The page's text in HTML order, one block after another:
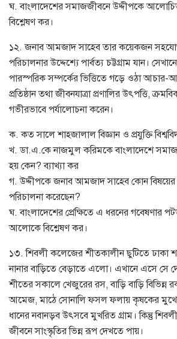
ঘ. বাংলাদেশের সমাজজীবনে উদ্দীপকে
বিশ্লেষণ কর।
১২. জনাব আমজাদ সাহেব তার কয়েকজন
পরিচালনার উদ্দেশ্যে পার্বত্য চট্টগ্রাম যান।
পারস্পরিক সম্পর্কের ভিত্তিতে গড়ে ওঠা আচার-
প্রতিষ্ঠান তথা জীবনযাত্রা প্রণালির উৎপত্তি,
গভীরভাবে পর্যালোচনা করেন।
ক. কত সালে শাহজালাল বিজ্ঞান ও প্রযুক্তি
খ. ডা.এ.কে নাজমুল করিমকে বাংলাদেশে
হয় কেন? ব্যাখ্যা কর
গ. উদ্দীপকে জনাব আমজাদ সাহেব কোন
পরিচালনা করেছেন?
ঘ. বাংলাদেশের প্রেক্ষিতে এ ধরনের গবেষণার
আলোকে বিশ্লেষণ কর।
১৩. শিবলী কলেজের শীতকালীন ছুটিতে ঢাকা
নানার বাড়িতে বেড়াতে এলো। এখানে এসে সে
শীতের সকালে খেজুরের রস, বাড়ি বাড়ি বিভিন্ন
আমেজ, মাঠে সোনালি ফসল ফলায় কৃষকের মুখে
ধানের নবানড়ব উৎসবে মুখরিত গ্রাম। কিন্তু
জীবনে সাংস্কৃতির ভিন্ন রূপ দেখতে পায়।